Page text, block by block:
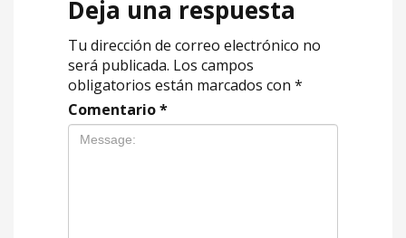
Deja una respuesta
Tu dirección de correo electrónico no
será publicada. Los campos
obligatorios están marcados con *
Comentario*